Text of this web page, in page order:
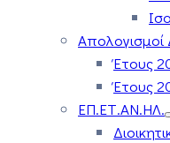
Έτους
Έτους
ΕΠ.ΕΤ.ΑΝ.ΗΛ.